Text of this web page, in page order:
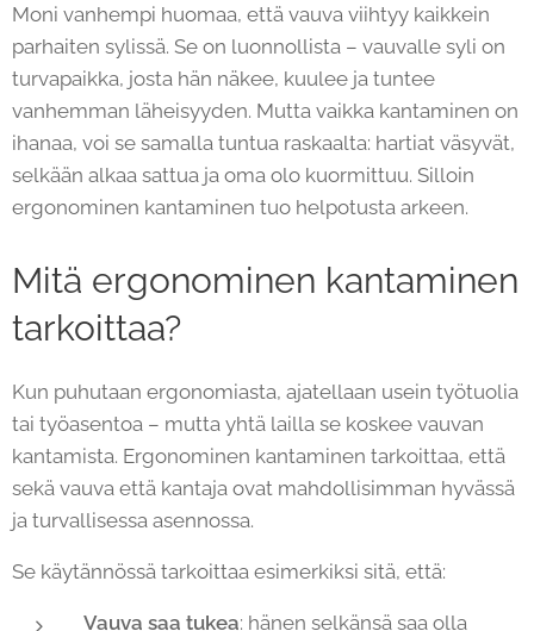
Moni vanhempi huomaa, että vauva viihtyy kaikkein
parhaiten sylissä. Se on luonnollista – vauvalle syli on
turvapaikka, josta hän näkee, kuulee ja tuntee
vanhemman läheisyyden. Mutta vaikka kantaminen on
ihanaa, voi se samalla tuntua raskaalta: hartiat väsyvät,
selkään alkaa sattua ja oma olo kuormittuu. Silloin
ergonominen kantaminen tuo helpotusta arkeen.
Mitä ergonominen kantaminen
tarkoittaa?
Kun puhutaan ergonomiasta, ajatellaan usein työtuolia
tai työasentoa – mutta yhtä lailla se koskee vauvan
kantamista. Ergonominen kantaminen tarkoittaa, että
sekä vauva että kantaja ovat mahdollisimman hyvässä
ja turvallisessa asennossa.
Se käytännössä tarkoittaa esimerkiksi sitä, että:
Vauva saa tukea: hänen selkänsä saa olla